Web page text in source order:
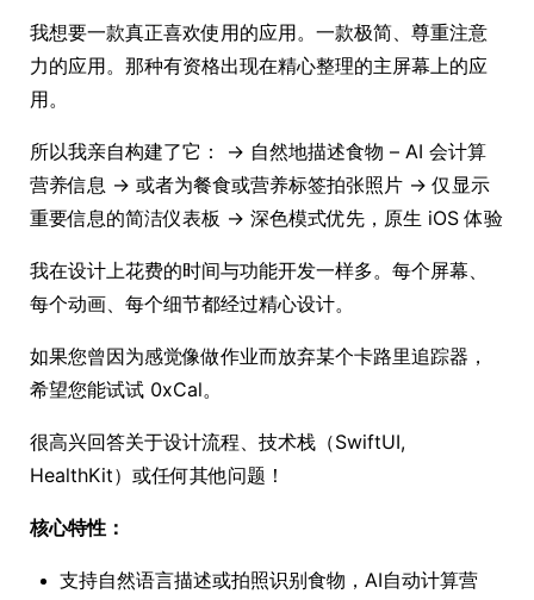
我想要一款真正喜欢使用的应用。一款极简、尊重注意
力的应用。那种有资格出现在精心整理的主屏幕上的应
用。
所以我亲自构建了它： → 自然地描述食物 – AI 会计算
营养信息 → 或者为餐食或营养标签拍张照片 → 仅显示
重要信息的简洁仪表板 → 深色模式优先，原生 iOS 体验
我在设计上花费的时间与功能开发一样多。每个屏幕、
每个动画、每个细节都经过精心设计。
如果您曾因为感觉像做作业而放弃某个卡路里追踪器，
希望您能试试 0xCal。
很高兴回答关于设计流程、技术栈（SwiftUI,
HealthKit）或任何其他问题！
核心特性：
支持自然语言描述或拍照识别食物，AI自动计算营